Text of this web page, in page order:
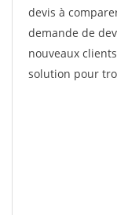
devis à
demande de
nouveaux
solution pour